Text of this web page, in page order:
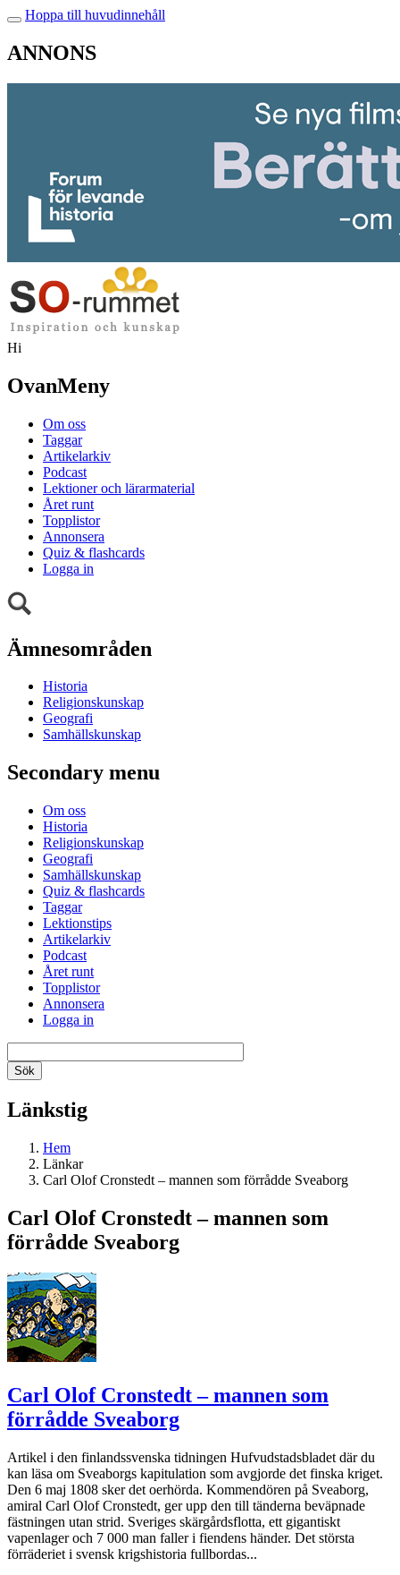
Hoppa till huvudinnehåll
ANNONS
Hi
OvanMeny
Om oss
Taggar
Artikelarkiv
Podcast
Lektioner och lärarmaterial
Året runt
Topplistor
Annonsera
Quiz & flashcards
Logga in
Ämnesområden
Historia
Religionskunskap
Geografi
Samhällskunskap
Secondary menu
Om oss
Historia
Religionskunskap
Geografi
Samhällskunskap
Quiz & flashcards
Taggar
Lektionstips
Artikelarkiv
Podcast
Året runt
Topplistor
Annonsera
Logga in
Länkstig
Hem
Länkar
Carl Olof Cronstedt – mannen som förrådde Sveaborg
Carl Olof Cronstedt – mannen som
förrådde Sveaborg
Carl Olof Cronstedt – mannen som
förrådde Sveaborg
Artikel i den finlandssvenska tidningen Hufvudstadsbladet där du
kan läsa om Sveaborgs kapitulation som avgjorde det finska kriget.
Den 6 maj 1808 sker det oerhörda. Kommendören på Sveaborg,
amiral Carl Olof Cronstedt, ger upp den till tänderna beväpnade
fästningen utan strid. Sveriges skärgårdsflotta, ett gigantiskt
vapenlager och 7 000 man faller i fiendens händer. Det största
förräderiet i svensk krigshistoria fullbordas...